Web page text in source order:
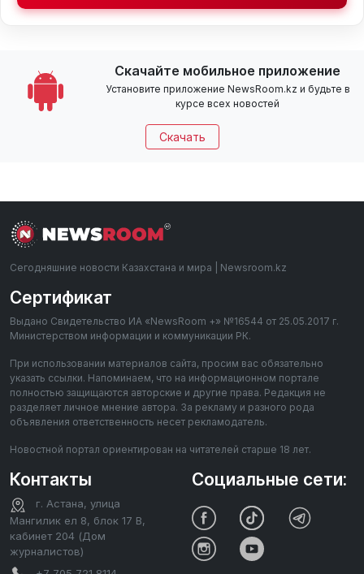
Скачайте мобильное приложение
Установите приложение NewsRoom.kz и будьте в
курсе всех новостей
Скачать
Сегодняшние новости Казахстана и мира | Newsroom.kz
Сертификат
Выдано Свидетельство ИА «NewsRoom +» №16544 от 25.05.2017 г.
Министерством информации и коммуникации РК.
При использовании материалов сайта, просим вас обязательно
указать ссылки. Напоминаем, что на информационном портале
полностью защищаются авторские и другие права. Редакция не
разделяет личное мнение автора. За рекламу и разного рода
объявления ответственность несет рекламодатель.
Новостной портал ориентирован на читателей старше 18 лет.
Контакты
г. Астана, улица
Мангилик ел 8, блок 17 В,
кабинет 204 (Дом
журналистов)
Социальные сети: